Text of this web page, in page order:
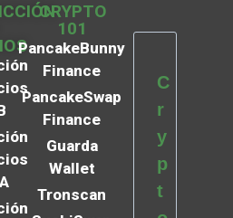
CRYPTO
101
PancakeBunny
Finance
PancakeSwap
Finance
Guarda
Wallet
Tronscan
C
r
y
p
t